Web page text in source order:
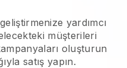
yardımcı
müşterileri
oluşturun
satış yapın.